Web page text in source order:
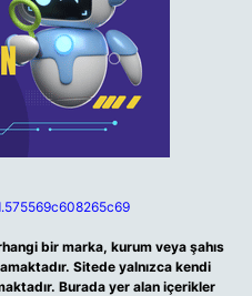
bir marka, kurum veya şahıs
Sitede yalnızca kendi
Burada yer alan içerikler